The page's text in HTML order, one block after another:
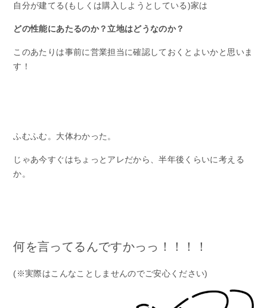
自分が建てる(もしくは購入しようとしている)家は
どの性能にあたるのか？立地はどうなのか？
このあたりは事前に営業担当に確認しておくとよいかと思いま
す！
ふむふむ。大体わかった。
じゃあ今すぐはちょっとアレだから、半年後くらいに考える
か。
何を言ってるんですかっっ！！！！
(※実際はこんなことしませんのでご安心ください)